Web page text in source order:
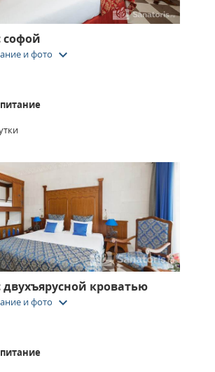
софой
и фото keyboard_arrow_down
двухъярусной кроватью
и фото keyboard_arrow_down